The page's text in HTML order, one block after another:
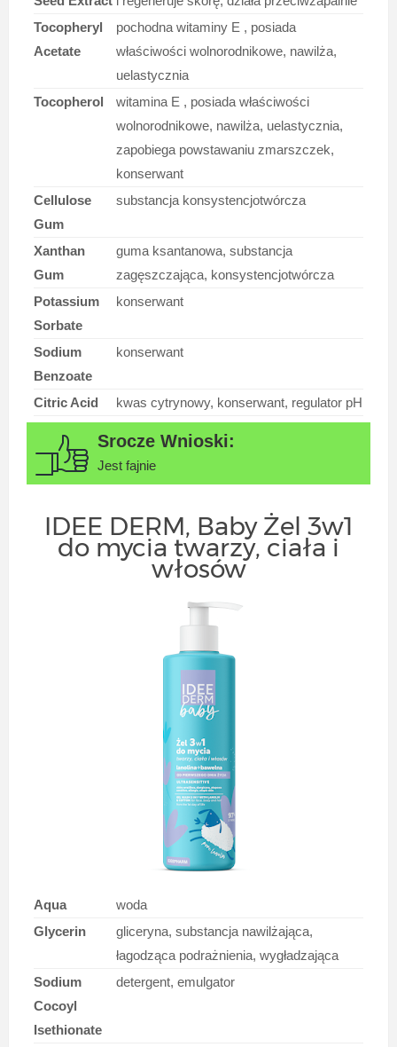
Tocopheryl
Acetate
pochodna witaminy E , posiada
właściwości wolnorodnikowe, nawilża,
uelastycznia
Tocopherol
witamina E , posiada właściwości
wolnorodnikowe, nawilża, uelastycznia,
zapobiega powstawaniu zmarszczek,
konserwant
Cellulose
Gum
substancja konsystencjotwórcza
Xanthan
Gum
guma ksantanowa, substancja
zagęszczająca, konsystencjotwórcza
Potassium
Sorbate
konserwant
Sodium
Benzoate
konserwant
Citric Acid kwas cytrynowy, konserwant, regulator pH
Jest fajnie
IDEE DERM, Baby Żel 3w1
do mycia twarzy, ciała i
włosów
Aqua
woda
Glycerin
gliceryna, substancja nawilżająca,
łagodząca podrażnienia, wygładzająca
Sodium
Cocoyl
Isethionate
detergent, emulgator